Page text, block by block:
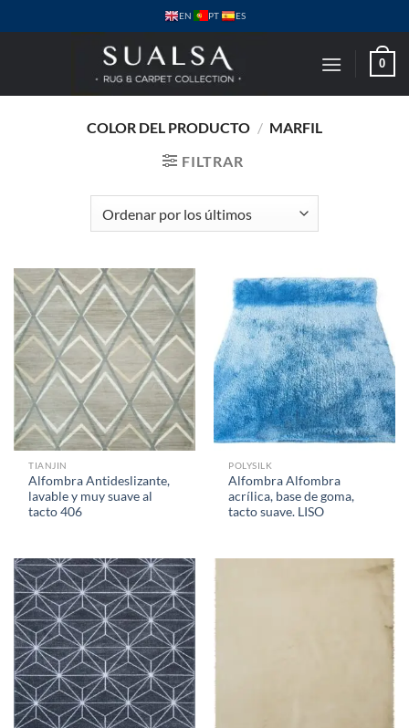
al
EN PT ES
0
COLOR DEL PRODUCTO / MARFIL
FILTRAR
TIANJIN
Alfombra Antideslizante,
lavable y muy suave al
tacto 406
POLYSILK
Alfombra Alfombra
acrílica, base de goma,
tacto suave. LISO